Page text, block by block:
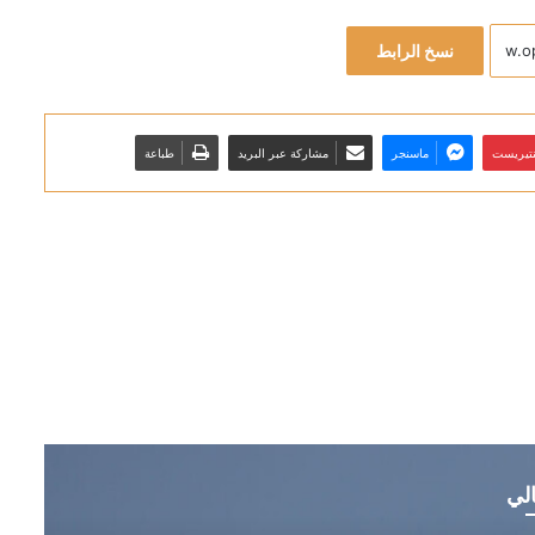
نسخ الرابط
ماسنجر مشاركة عبر البريد طباعة